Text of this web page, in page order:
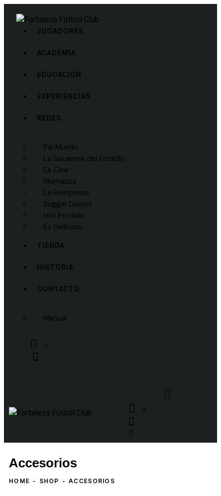
JUGADORES
ACADEMIA
EDUCACIÓN
EXPERIENCIAS
REDES
Pal Mundo
La Sacamos del Estadio
Es Cine
Momazos
La Rompimos
Suggar Dadies
Holi Perdido
Es Bellísimo
TIENDA
HISTORIA
CONTACTO
Manual
0
0
Accesorios
HOME SHOP ACCESORIOS